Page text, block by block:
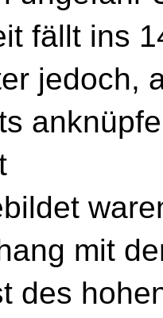
fällt ins
jedoch,
mit
des